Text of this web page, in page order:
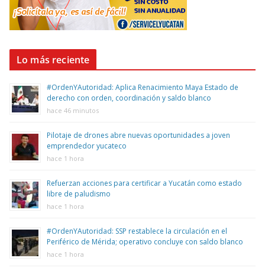
Lo más reciente
#OrdenYAutoridad: Aplica Renacimiento Maya Estado de
derecho con orden, coordinación y saldo blanco
hace 46 minutos
Pilotaje de drones abre nuevas oportunidades a joven
emprendedor yucateco
hace 1 hora
Refuerzan acciones para certificar a Yucatán como estado
libre de paludismo
hace 1 hora
#OrdenYAutoridad: SSP restablece la circulación en el
Periférico de Mérida; operativo concluye con saldo blanco
hace 1 hora